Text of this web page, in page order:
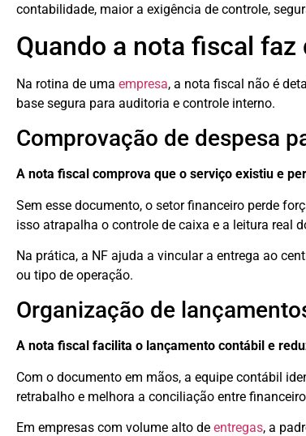
contabilidade, maior a exigência de controle,
Quando a nota fiscal
Na rotina de uma empresa, a nota fiscal não é
base segura para auditoria e controle interno.
Comprovação de despesa
A nota fiscal comprova que o serviço existiu e
Sem esse documento, o setor financeiro perde
isso atrapalha o controle de caixa e a leitura real
Na prática, a NF ajuda a vincular a entrega ao
ou tipo de operação.
Organização de
A nota fiscal facilita o lançamento contábil e
Com o documento em mãos, a equipe contábil
retrabalho e melhora a conciliação entre
Em empresas com volume alto de entregas, a